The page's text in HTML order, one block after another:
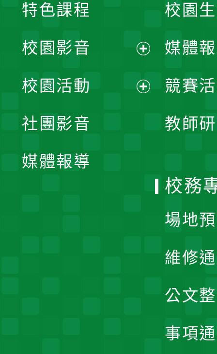
校園
媒體
競賽
教師
特色課程
校園影音
開
校園活動
社團影音
媒體報導
校務
場地
維修
公文
事項